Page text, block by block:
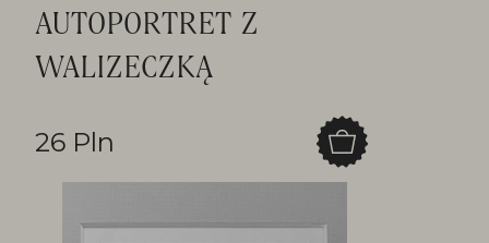
AUTOPORTRET Z
WALIZECZKĄ
26 Pln